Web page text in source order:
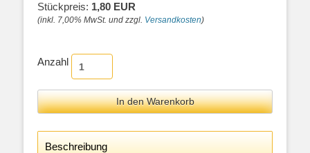
Stückpreis: 1,80 EUR
(inkl. 7,00% MwSt. und zzgl. Versandkosten)
Anzahl
Beschreibung